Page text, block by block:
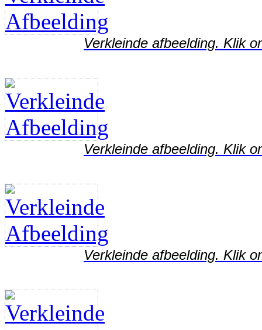
Verkleinde afbeelding. Klik
Verkleinde afbeelding. Klik
Verkleinde afbeelding. Klik